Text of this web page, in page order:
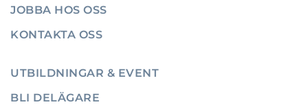
JOBBA HOS OSS
KONTAKTA OSS
UTBILDNINGAR & EVENT
BLI DELÄGARE